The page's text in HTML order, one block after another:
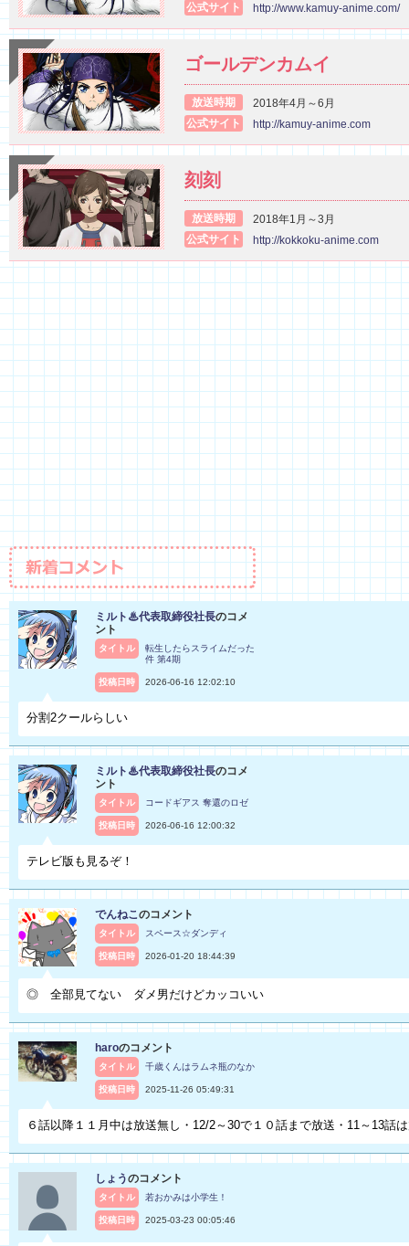
公式サイト
http://www.kamuy-anime.com/
ゴールデンカムイ
放送時期
2018年4月～6月
公式サイト
http://kamuy-anime.com
刻刻
放送時期
2018年1月～3月
公式サイト
http://kokkoku-anime.com
ミルト♨代表取締役社長のコメ
ント
タイトル
転生したらスライムだった
件 第4期
投稿日時 2026-06-16 12:02:10
分割2クールらしい
ミルト♨代表取締役社長のコメ
ント
タイトル コードギアス 奪還のロゼ
投稿日時 2026-06-16 12:00:32
テレビ版も見るぞ！
でんねこのコメント
タイトル スペース☆ダンディ
投稿日時 2026-01-20 18:44:39
◎ 全部見てない ダメ男だけどカッコいい
haroのコメント
タイトル 千歳くんはラムネ瓶のなか
投稿日時 2025-11-26 05:49:31
６話以降１１月中は放送無し・12/2～30で１０話まで放送・11～13話
しょうのコメント
タイトル 若おかみは小学生！
投稿日時 2025-03-23 00:05:46